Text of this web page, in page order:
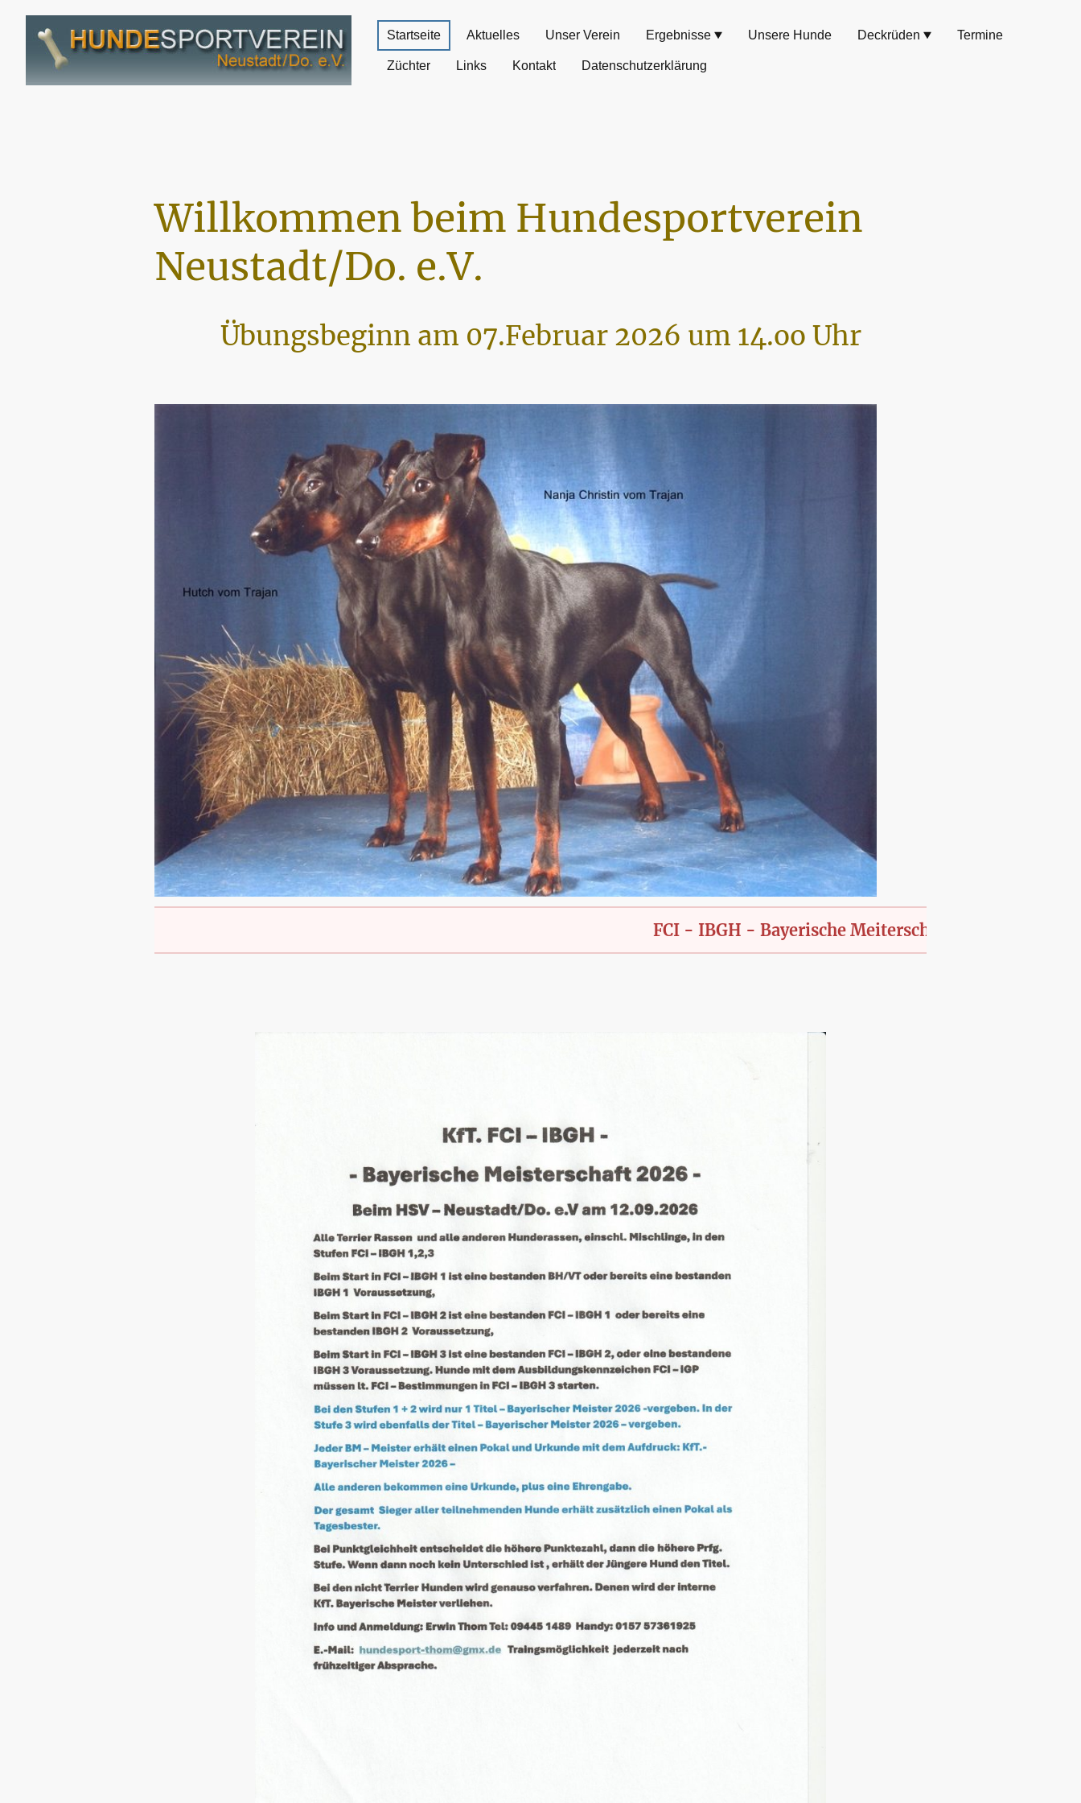
Startseite Aktuelles Unser Verein Ergebnisse Unsere Hunde Deckrüden Termine
Züchter Links Kontakt Datenschutzerklärung
Willkommen beim Hundesportverein
Neustadt/Do. e.V.
Übungsbeginn am 07.Februar 2026 um 14.oo Uhr
FCI - IBGH - Bayerische Meiterschaft des KfT., offen für